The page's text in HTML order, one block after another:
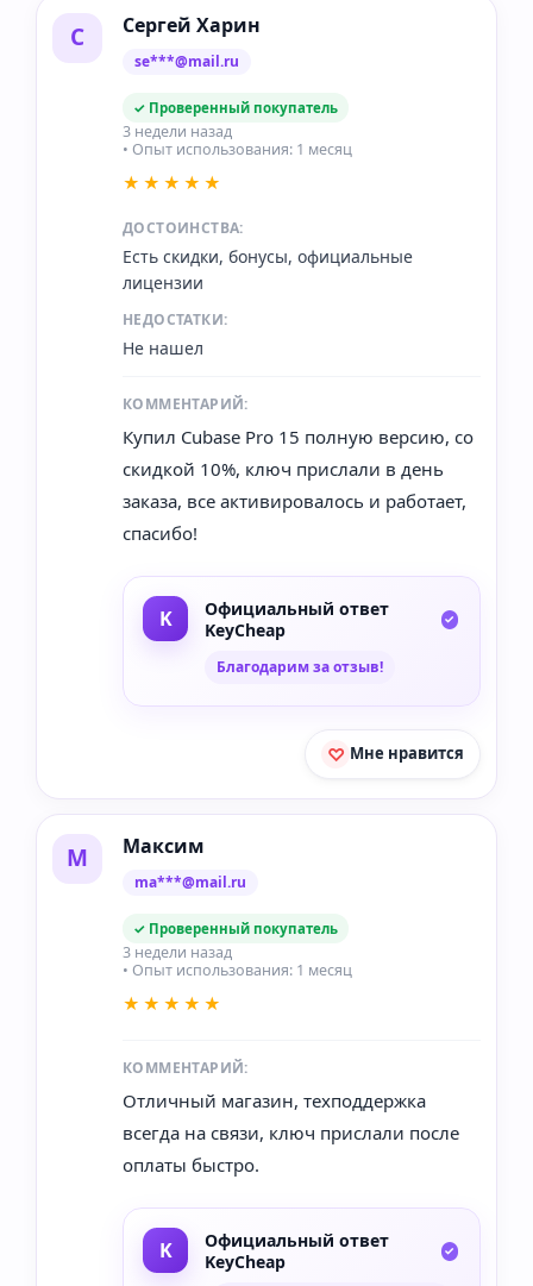
С Сергей Харин
se***@mail.ru
✓ Проверенный покупатель
3 недели назад
• Опыт использования: 1 месяц
★★★★★
ДОСТОИНСТВА:
Есть скидки, бонусы, официальные
лицензии
НЕДОСТАТКИ:
Не нашел
КОММЕНТАРИЙ:
Купил Cubase Pro 15 полную версию, со
скидкой 10%, ключ прислали в день
заказа, все активировалось и работает,
спасибо!
Официальный ответ
KeyCheap
Благодарим за отзыв!
Мне нравится
М Максим
ma***@mail.ru
✓ Проверенный покупатель
3 недели назад
• Опыт использования: 1 месяц
★★★★★
КОММЕНТАРИЙ:
Отличный магазин, техподдержка
всегда на связи, ключ прислали после
оплаты быстро.
Официальный ответ
KeyCheap